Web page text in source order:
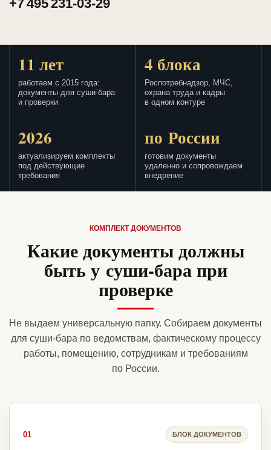
+7 495 231-03-29
11 лет
работаем с 2015 года:
документы для суши-бара
и проверки
4 блока
Роспотребнадзор, МЧС,
охрана труда и кадры
в одном контуре
2026
актуализируем комплекты
под действующие
требования
по России
готовим документы
удаленно и сопровождаем
внедрение
КОМПЛЕКТ ДОКУМЕНТОВ
Какие документы должны
быть у суши-бара при
проверке
Не выдаем универсальную папку. Собираем документы
для суши-бара по ведомствам, фактическому процессу
работы, помещению, сотрудникам и требованиям
по России.
01 БЛОК ДОКУМЕНТОВ